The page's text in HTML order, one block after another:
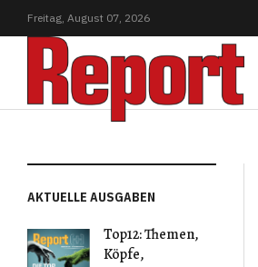
Freitag, August 07, 2026
AKTUELLE AUSGABEN
Top12: Themen,
Köpfe,